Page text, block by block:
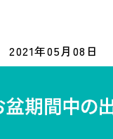
2021年05月08日